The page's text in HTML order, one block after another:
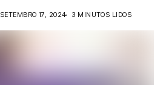
SETEMBRO 17, 2024
3 MINUTOS LIDOS